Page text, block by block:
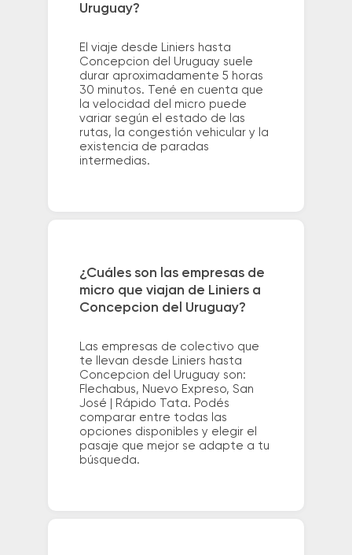
Uruguay?
El viaje desde Liniers hasta
Concepcion del Uruguay suele
durar aproximadamente 5 horas
30 minutos. Tené en cuenta que
la velocidad del micro puede
variar según el estado de las
rutas, la congestión vehicular y la
existencia de paradas
intermedias.
¿Cuáles son las empresas de
micro que viajan de Liniers a
Concepcion del Uruguay?
Las empresas de colectivo que
te llevan desde Liniers hasta
Concepcion del Uruguay son:
Flechabus, Nuevo Expreso, San
José | Rápido Tata. Podés
comparar entre todas las
opciones disponibles y elegir el
pasaje que mejor se adapte a tu
búsqueda.